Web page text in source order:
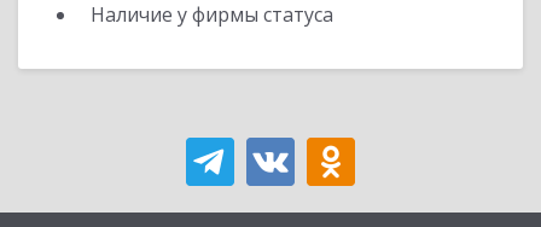
Наличие у фирмы статуса